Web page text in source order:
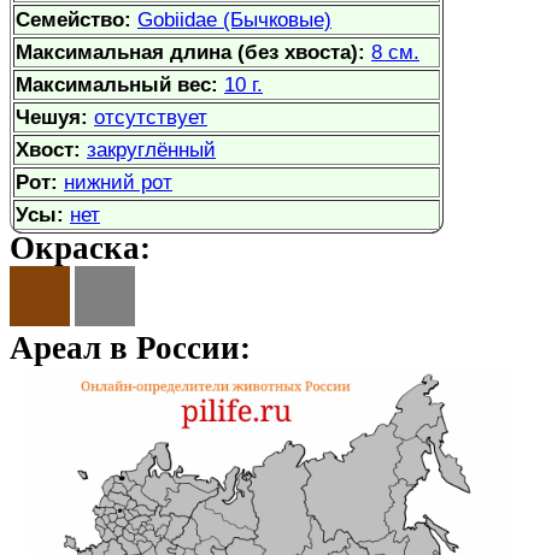
Семейство: Gobiidae (Бычковые)
Максимальная длина (без хвоста): 8 см.
Максимальный вес: 10 г.
Чешуя: отсутствует
Хвост: закруглённый
Рот: нижний рот
Усы: нет
Окраска:
Ареал в России: